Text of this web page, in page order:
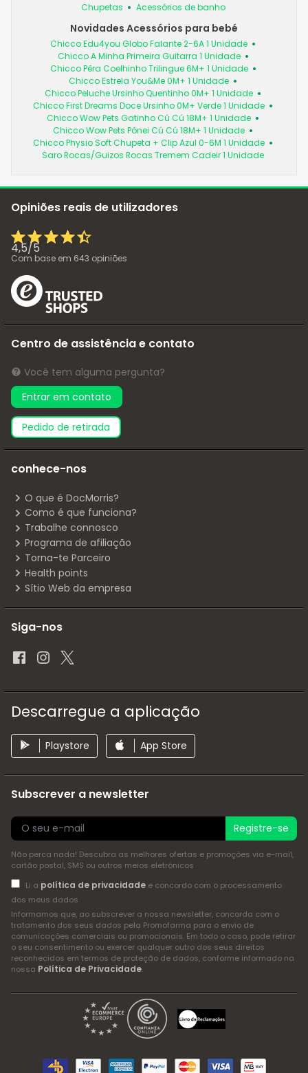
Chupetas Acessórios de banho
Novidades Acessórios para bebé
Chicco Edu4you Globo Falante 2-6A 1 Unidade
Chicco A Minha Primeira Guitarra 1 Unidade
Chicco Pêra Coelhinho Trilingue 6M+ 1 Unidade
Chicco Estrela You&Me 0M+ 1 Unidade
Chicco Peluche Ursinho Quentinho 0M+ 1 Unidade
Chicco First Dreams Doce Ursinho 0M+ Verde 1 Unidade
Chicco Wow Pets Gatinho Cú Cú 18M+ 1 Unidade
Chicco Wow Pets Pónei Cú Cú 18M+ 1 Unidade
Chicco Physio Soft Chupeta + Clip Azul 0-6M 1 Unidade
Saro Rocas/Guizos Rocas Tremem Cadeir 1 Unidade
Opiniões reais de utilizadores
4,5/5
Com base em 643 opiniões
Centro de assistência e contato
Você tem alguma pergunta?
Entrar em contato
pedido de retirada
conhece-nos
O que é DocMorris?
Como é que funciona?
Trabalhe connosco
Programa de afiliação
Torna-te Parceiro
Health points
Sítio Web da empresa
Siga-nos
Descarregue a aplicação
Playstore App Store
Subscrever a newsletter
Registre-se
Não perca nada! Descubra as melhores ofertas e promoções via e-mail,
cartão postal, SMS ou outros meios eletrónicos
Li a política de privacidadee concordo com o processamento
dos meus dados
Informamos que, ao subscrever a nossa newsletter, concorda com o
tratamento dos seus dados pela Promofarma para o envio de
comunicações comerciais ou promocionais. Em todo o caso, pode retirar
o seu consentimento ou exercer qualquer outro dos seus direitos
reconhecidos em termos de proteção de dados, conforme informado na
nossa Política de Privacidade.